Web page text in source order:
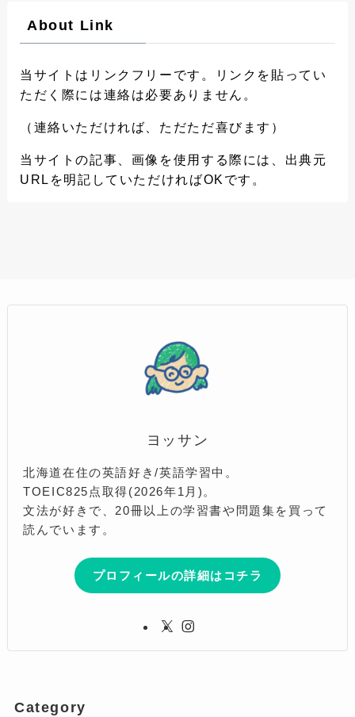
About Link
当サイトはリンクフリーです。リンクを貼ってい
ただく際には連絡は必要ありません。
（連絡いただければ、ただただ喜びます）
当サイトの記事、画像を使用する際には、出典元
URLを明記していただければOKです。
ヨッサン
北海道在住の英語好き/英語学習中。
TOEIC825点取得(2026年1月)。
文法が好きで、20冊以上の学習書や問題集を買って
読んでいます。
プロフィールの詳細はコチラ
Category